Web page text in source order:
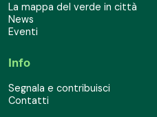
La mappa del verde in città
News
Eventi
Info
Segnala e contribuisci
Contatti